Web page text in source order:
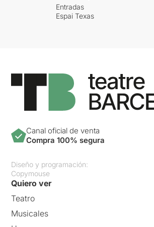
Entradas
Espai Texas
Canal oficial de venta
Compra 100% segura
Diseño y programación:
Copymouse
Quiero ver
Teatro
Musicales